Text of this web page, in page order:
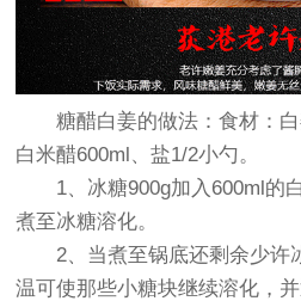
糖醋白姜的做法：食材：白
白米醋600ml、盐1/2小勺。
1、冰糖900g加入600ml的
煮至冰糖溶化。
2、当煮至锅底还剩余少许
温可使那些小糖块继续溶化，并